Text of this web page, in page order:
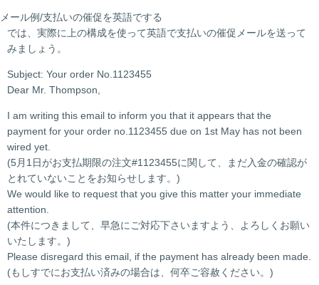
メール例/支払いの催促を英語でする
では、実際に上の構成を使って英語で支払いの催促メールを送って
みましょう。
Subject: Your order No.1123455
Dear Mr. Thompson,
I am writing this email to inform you that it appears that the
payment for your order no.1123455 due on 1st May has not been
wired yet.
(5月1日がお支払期限の注文#1123455に関して、まだ入金の確認が
とれていないことをお知らせします。)
We would like to request that you give this matter your immediate
attention.
(本件につきまして、早急にご対応下さいますよう、よろしくお願い
いたします。)
Please disregard this email, if the payment has already been made.
(もしすでにお支払い済みの場合は、何卒ご容赦ください。)